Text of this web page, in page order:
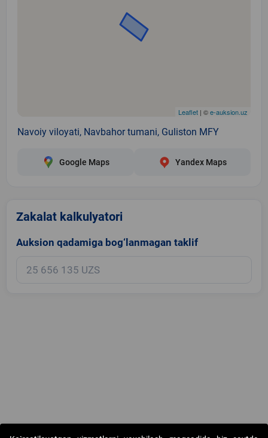
Leaflet | ©e-auksion.uz
Navoiy viloyati, Navbahor tumani, Guliston MFY
Google Maps Yandex Maps
Zakalat kalkulyatori
Auksion qadamiga bog‘lanmagan taklif